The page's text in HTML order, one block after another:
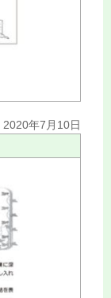
2020年7月10日